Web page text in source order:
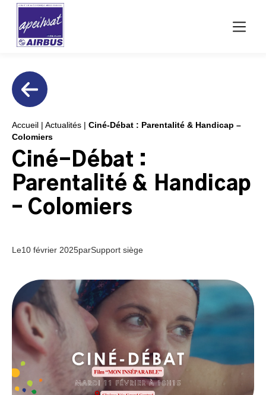
Accueil | Actualités | Ciné-Débat : Parentalité & Handicap –
Colomiers
Ciné-Débat :
Parentalité & Handicap
– Colomiers
Le10 février 2025parSupport siège